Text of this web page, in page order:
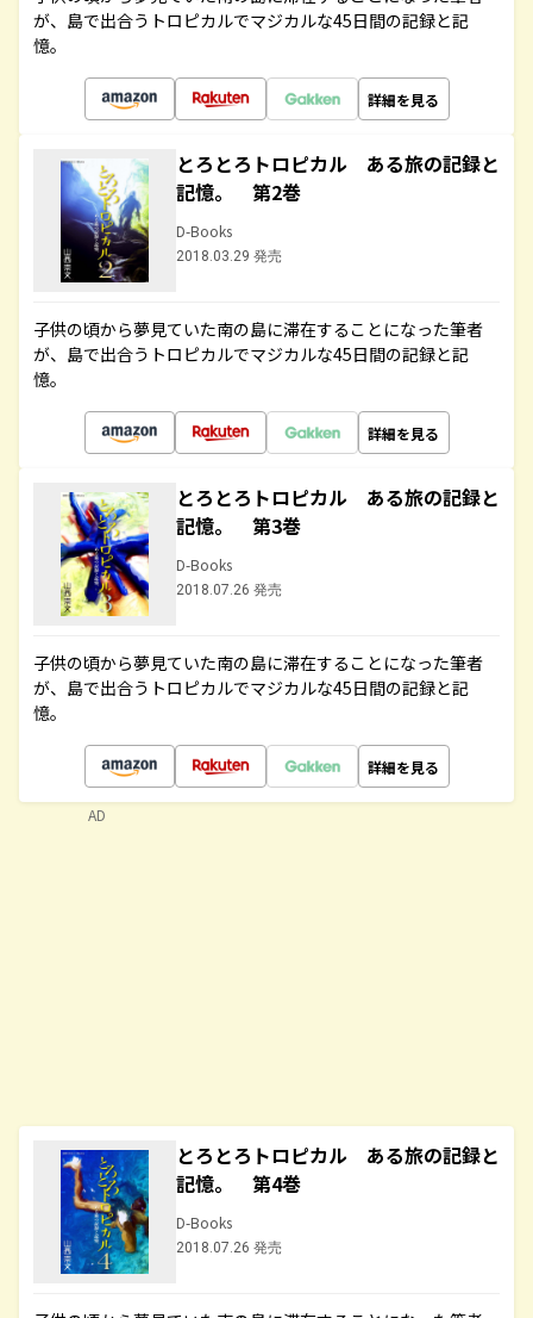
が、島で出合うトロピカルでマジカルな45日間の記録と記
憶。
詳細を見る
とろとろトロピカル ある旅の記録と
記憶。 第2巻
D-Books
2018.03.29 発売
子供の頃から夢見ていた南の島に滞在することになった筆者
が、島で出合うトロピカルでマジカルな45日間の記録と記
憶。
詳細を見る
とろとろトロピカル ある旅の記録と
記憶。 第3巻
D-Books
2018.07.26 発売
子供の頃から夢見ていた南の島に滞在することになった筆者
が、島で出合うトロピカルでマジカルな45日間の記録と記
憶。
詳細を見る
とろとろトロピカル ある旅の記録と
記憶。 第4巻
D-Books
2018.07.26 発売
AD